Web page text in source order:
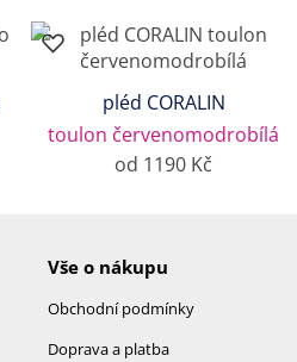
pléd CORALIN
toulon červenomodrobílá
od 1190 Kč
Vše o nákupu
Obchodní podmínky
Doprava a platba